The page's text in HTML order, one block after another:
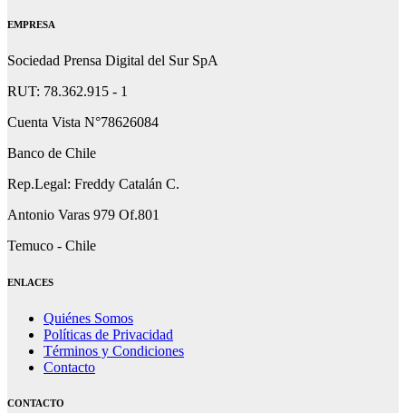
EMPRESA
Sociedad Prensa Digital del Sur SpA
RUT: 78.362.915 - 1
Cuenta Vista N°78626084
Banco de Chile
Rep.Legal: Freddy Catalán C.
Antonio Varas 979 Of.801
Temuco - Chile
ENLACES
Quiénes Somos
Políticas de Privacidad
Términos y Condiciones
Contacto
CONTACTO